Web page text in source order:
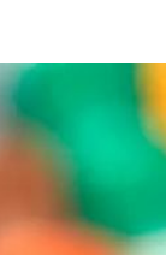
de Chile